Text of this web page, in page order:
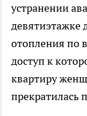
устранении
девятиэтажке
отопления по
доступ к
квартиру
прекратилась